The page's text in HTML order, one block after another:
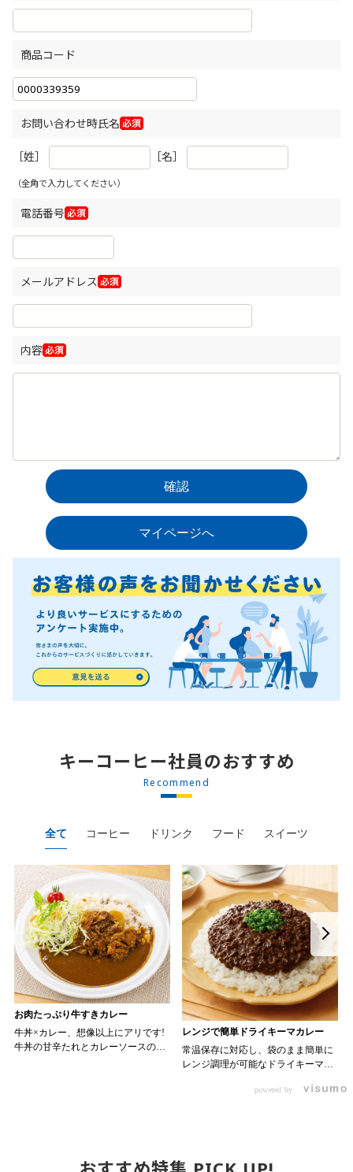
商品コード
お問い合わせ時氏名
［姓］ ［名］
（全角で入力してください）
電話番号
メールアドレス
内容
キーコーヒー社員のおすすめ
Recommend
全て コーヒー ドリンク フード スイーツ
お肉たっぷり牛すきカレー
牛丼×カレー、想像以上にアリです!
牛丼の甘辛たれとカレーソースのス
丼の素を中央にのせます。 3. 手前
レンジで簡単ドライキーマカレー
常温保存に対応し、袋のまま簡単に
レンジ調理が可能なドライキーマカ
オリジナルメニューにアレンジも可
powered by